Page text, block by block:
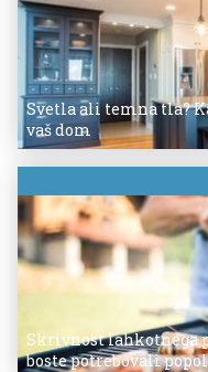
Svetla ali temna tla?
vaš dom
Skrivnost lahkotnega
boste potrebovali